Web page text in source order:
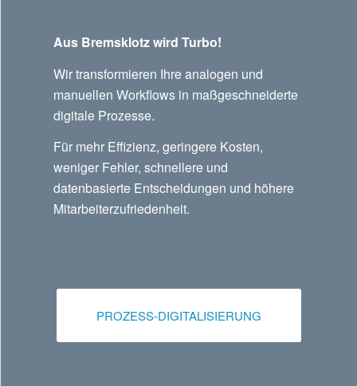
Aus Bremsklotz wird Turbo!
Wir transformieren Ihre analogen und
manuellen Workflows in maßgeschneiderte
digitale Prozesse.
Für mehr Effizienz, geringere Kosten,
weniger Fehler, schnellere und
datenbasierte Entscheidungen und höhere
Mitarbeiterzufriedenheit.
PROZESS-DIGITALISIERUNG